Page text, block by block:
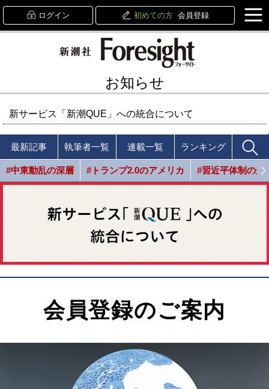
ログイン 初めての方 会員登録
お知らせ
新サービス「新潮QUE」への統合について
最新記事 執筆者一覧 連載一覧 ランキング
#中東動乱の深層 #トランプ2.0のアメリカ #習近平体制の光
会員登録のご案内